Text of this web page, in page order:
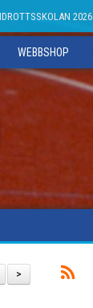
2026
WEBBSHOP
>